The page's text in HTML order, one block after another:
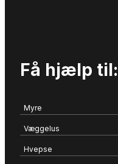
Få hjælp til:
Myre
Væggelus
Hvepse